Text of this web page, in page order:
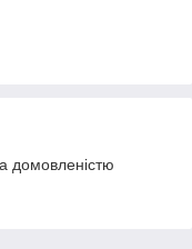
домовленістю